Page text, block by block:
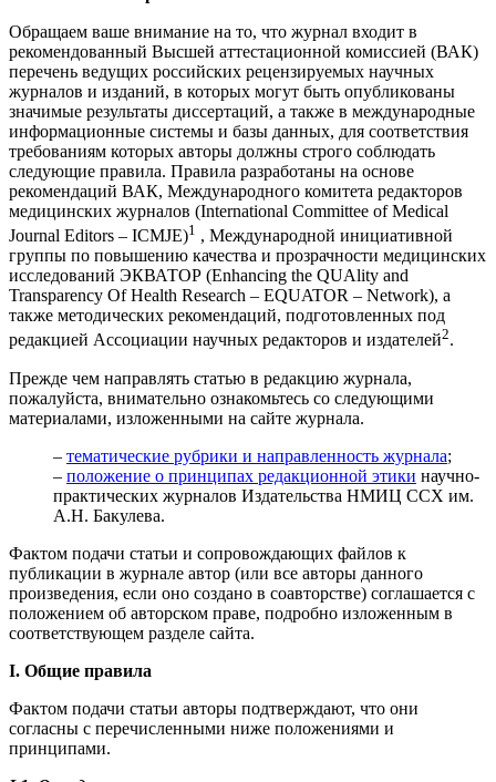
Обращаем ваше внимание на то, что журнал входит в
рекомендованный Высшей аттестационной комиссией (ВАК)
перечень ведущих российских рецензируемых научных
журналов и изданий, в которых могут быть опубликованы
значимые результаты диссертаций, а также в международные
информационные системы и базы данных, для соответствия
требованиям которых авторы должны строго соблюдать
следующие правила. Правила разработаны на основе
рекомендаций ВАК, Международного комитета редакторов
медицинских журналов (International Committee of Medical
Journal Editors – ICMJE)1 , Международной инициативной
группы по повышению качества и прозрачности медицинских
исследований ЭКВАТОР (Enhancing the QUAlity and
Transparency Of Health Research – EQUATOR – Network), а
также методических рекомендаций, подготовленных под
редакцией Ассоциации научных редакторов и издателей2.
Прежде чем направлять статью в редакцию журнала,
пожалуйста, внимательно ознакомьтесь со следующими
материалами, изложенными на сайте журнала.
– тематические рубрики и направленность журнала;
– положение о принципах редакционной этики научно-
практических журналов Издательства НМИЦ ССХ им.
А.Н. Бакулева.
Фактом подачи статьи и сопровождающих файлов к
публикации в журнале автор (или все авторы данного
произведения, если оно создано в соавторстве) соглашается с
положением об авторском праве, подробно изложенным в
соответствующем разделе сайта.
I. Общие правила
Фактом подачи статьи авторы подтверждают, что они
согласны с перечисленными ниже положениями и
принципами.